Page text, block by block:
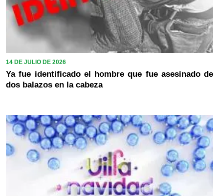
14 DE JULIO DE 2026
Ya fue identificado el hombre que fue asesinado de
dos balazos en la cabeza